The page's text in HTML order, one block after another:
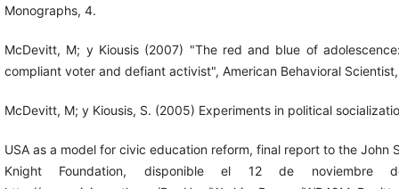
Monographs, 4.
McDevitt, M; y Kiousis (2007) "The red and blue of
compliant voter and defiant activist", American Behavioral
McDevitt, M; y Kiousis, S. (2005) Experiments in political
USA as a model for civic education reform, final report to the John
Knight Foundation, disponible el 12 de noviembre